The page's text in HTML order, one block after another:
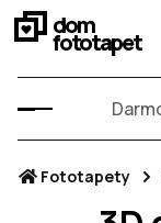
dom
fototapet
Fototapety